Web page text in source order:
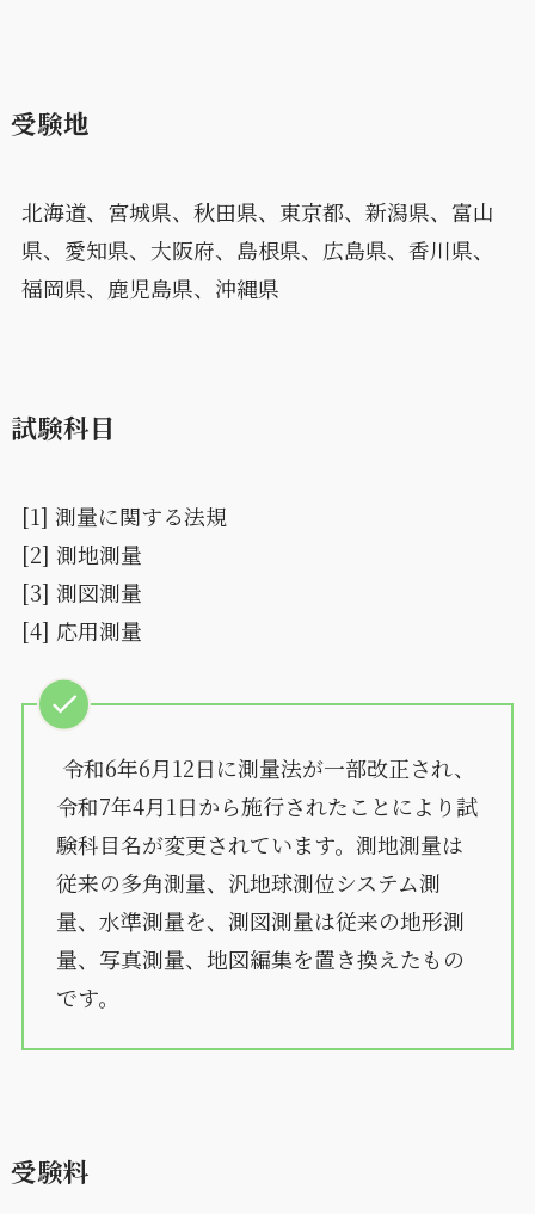
受験地
北海道、宮城県、秋田県、東京都、新潟県、富山
県、愛知県、大阪府、島根県、広島県、香川県、
福岡県、鹿児島県、沖縄県
試験科目
[1] 測量に関する法規
[2] 測地測量
[3] 測図測量
[4] 応用測量
令和6年6月12日に測量法が一部改正され、
令和7年4月1日から施行されたことにより試
験科目名が変更されています。測地測量は
従来の多角測量、汎地球測位システム測
量、水準測量を、測図測量は従来の地形測
量、写真測量、地図編集を置き換えたもの
です。
受験料